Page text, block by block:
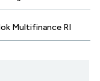
Multifinance RI